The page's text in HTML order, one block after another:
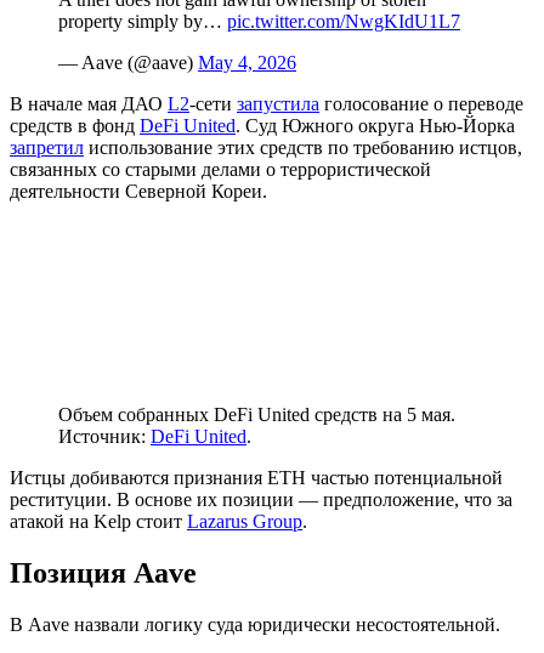
property simply by… pic.twitter.com/NwgKIdU1L7
— Aave (@aave) May 4, 2026
В начале мая ДАО L2-сети запустила голосование о переводе
средств в фонд DeFi United. Суд Южного округа Нью-Йорка
запретил использование этих средств по требованию истцов,
связанных со старыми делами о террористической
деятельности Северной Кореи.
Объем собранных DeFi United средств на 5 мая.
Источник: DeFi United.
Истцы добиваются признания ETH частью потенциальной
реституции. В основе их позиции — предположение, что за
атакой на Kelp стоит Lazarus Group.
Позиция Aave
В Aave назвали логику суда юридически несостоятельной.